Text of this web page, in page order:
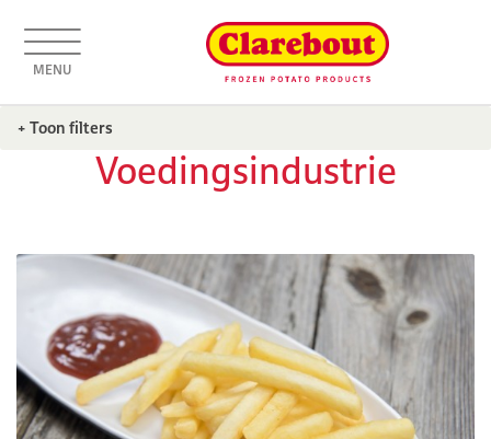
MENU
+ Toon filters
Voedingsindustrie